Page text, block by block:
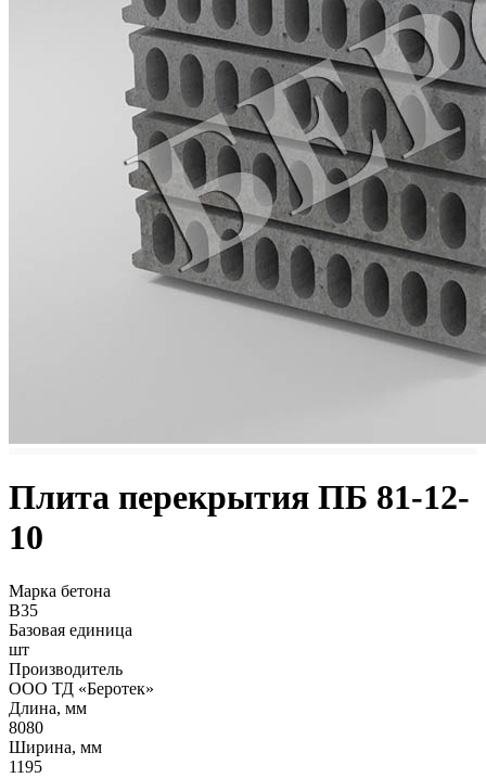
Плита перекрытия ПБ 81-12-
10
Марка бетона
B35
Базовая единица
шт
Производитель
ООО ТД «Беротек»
Длина, мм
8080
Ширина, мм
1195